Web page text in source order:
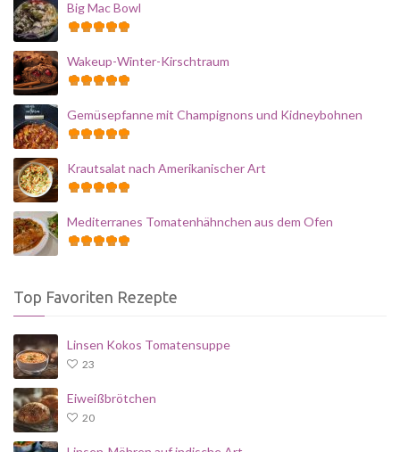
Big Mac Bowl
Wakeup-Winter-Kirschtraum
Gemüsepfanne mit Champignons und Kidneybohnen
Krautsalat nach Amerikanischer Art
Mediterranes Tomatenhähnchen aus dem Ofen
Top Favoriten Rezepte
Linsen Kokos Tomatensuppe
23
Eiweißbrötchen
20